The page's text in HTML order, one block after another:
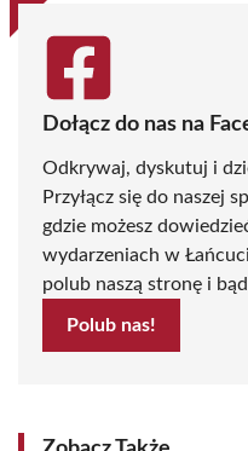
Dołącz do nas na
Odkrywaj, dyskutuj i
Przyłącz się do naszej
gdzie możesz
wydarzeniach w
polub naszą stronę i
Polub nas!